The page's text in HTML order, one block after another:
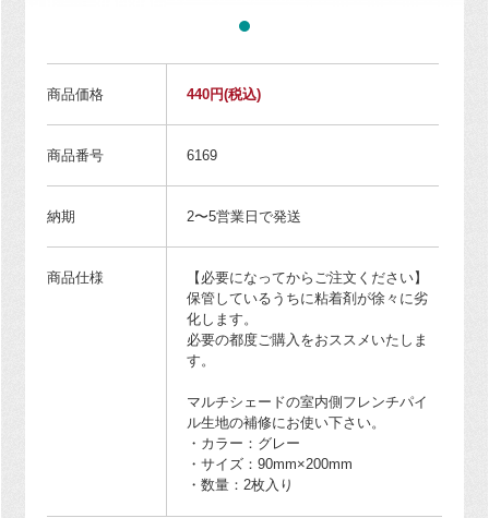
商品価格 440円(税込)
商品番号 6169
納期 2〜5営業日で発送
商品仕様
【必要になってからご注文ください】
保管しているうちに粘着剤が徐々に劣
化します。
必要の都度ご購入をおススメいたしま
す。
マルチシェードの室内側フレンチパイ
ル生地の補修にお使い下さい。
・カラー：グレー
・サイズ：90mm×200mm
・数量：2枚入り